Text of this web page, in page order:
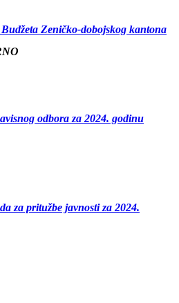
Zeničko-dobojskog kantona
odbora za 2024. godinu
za pritužbe javnosti za 2024.